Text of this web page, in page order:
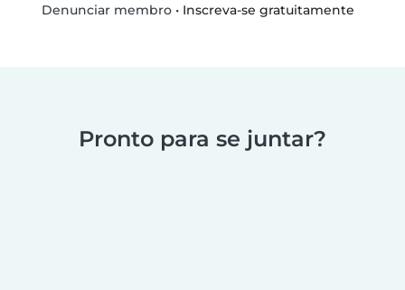
Denunciar membro• Inscreva-se gratuitamente
Pronto para se juntar?